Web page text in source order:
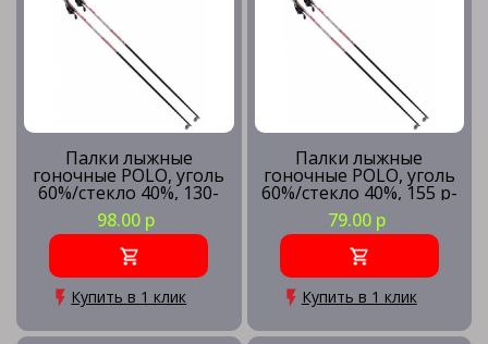
Палки лыжные
гоночные POLO, уголь
60%/стекло 40%, 130-
145 р-р
98.00 р
Купить в 1 клик
Палки лыжные
гоночные POLO, уголь
60%/стекло 40%, 155 р-
р
79.00 р
Купить в 1 клик